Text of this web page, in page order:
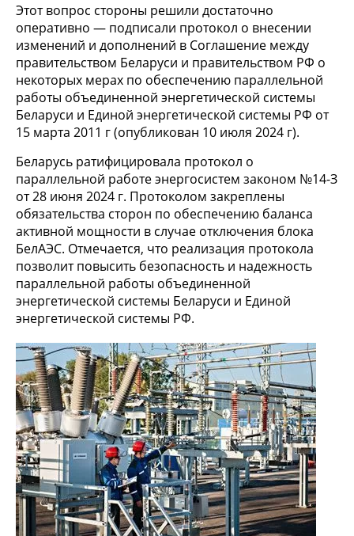
Этот вопрос стороны решили достаточно
оперативно — подписали протокол о внесении
изменений и дополнений в Соглашение между
правительством Беларуси и правительством РФ о
некоторых мерах по обеспечению параллельной
работы объединенной энергетической системы
Беларуси и Единой энергетической системы РФ от
15 марта 2011 г (опубликован 10 июля 2024 г).
Беларусь ратифицировала протокол о
параллельной работе энергосистем законом №14-З
от 28 июня 2024 г. Протоколом закреплены
обязательства сторон по обеспечению баланса
активной мощности в случае отключения блока
БелАЭС. Отмечается, что реализация протокола
позволит повысить безопасность и надежность
параллельной работы объединенной
энергетической системы Беларуси и Единой
энергетической системы РФ.